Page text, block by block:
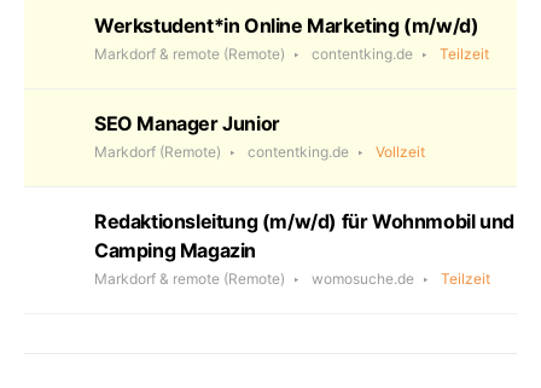
Werkstudent*in Online Marketing (m/w/d)
Markdorf & remote (Remote) contentking.de Teilzeit
SEO Manager Junior
Markdorf (Remote) contentking.de Vollzeit
Redaktionsleitung (m/w/d) für Wohnmobil und
Camping Magazin
Markdorf & remote (Remote) womosuche.de Teilzeit